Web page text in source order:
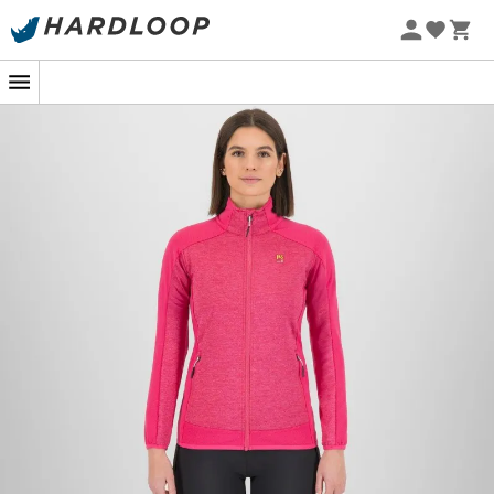
Promoções de verão 🔥 -5% EXTRA a partir de 2 produtos*